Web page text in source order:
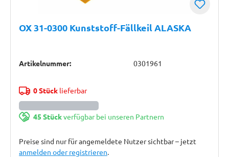
OX 31-0300 Kunststoff-Fällkeil ALASKA
Artikelnummer: 0301961
0 Stücklieferbar
45 Stückverfügbar bei unseren Partnern
Preise sind nur für angemeldete Nutzer sichtbar – jetzt
anmelden oder registrieren.